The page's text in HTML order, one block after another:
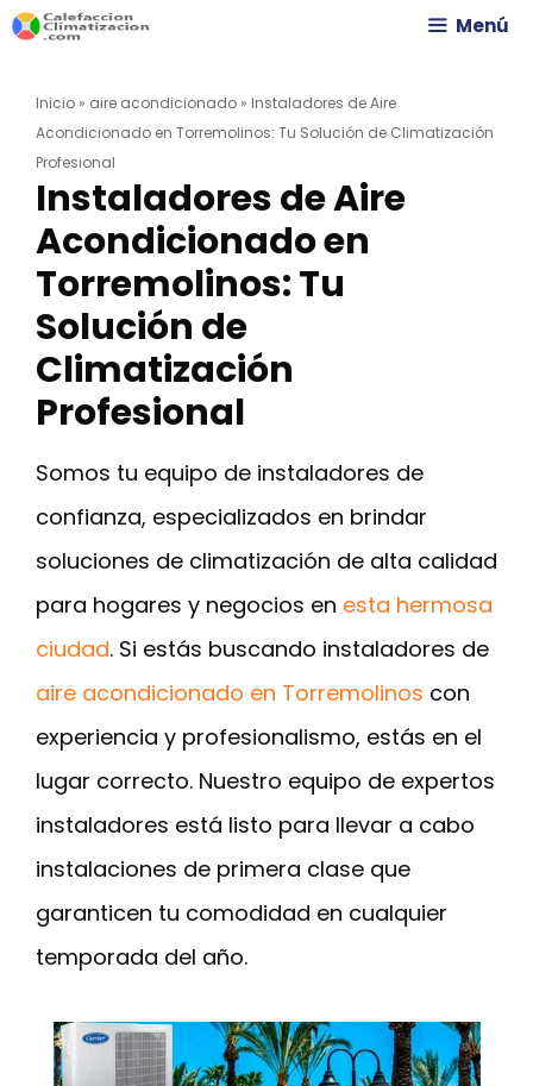
Saltar
contenido
Menú
Inicio » aire acondicionado » Instaladores de Aire
Acondicionado en Torremolinos: Tu Solución de Climatización
Profesional
Instaladores de Aire
Acondicionado en
Torremolinos: Tu
Solución de
Climatización
Profesional
Somos tu equipo de instaladores de
confianza, especializados en brindar
soluciones de climatización de alta calidad
para hogares y negocios en esta hermosa
ciudad. Si estás buscando instaladores de
aire acondicionado en Torremolinos con
experiencia y profesionalismo, estás en el
lugar correcto. Nuestro equipo de expertos
instaladores está listo para llevar a cabo
instalaciones de primera clase que
garanticen tu comodidad en cualquier
temporada del año.